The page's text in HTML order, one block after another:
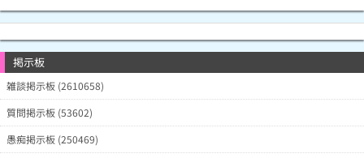
掲示板
雑談掲示板 (2610658)
質問掲示板 (53602)
愚痴掲示板 (250469)